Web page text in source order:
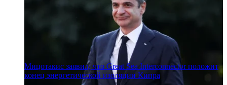
Мицотакис заявил, что Great Sea Interconnector положит
конец энергетической изоляции Кипра